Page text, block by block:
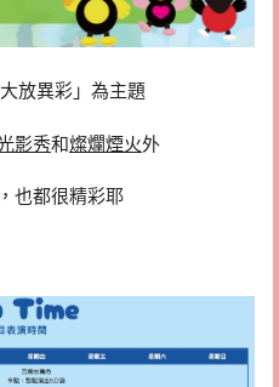
放異彩」為主題
影秀和燦爛煙火外
，也都很精彩耶